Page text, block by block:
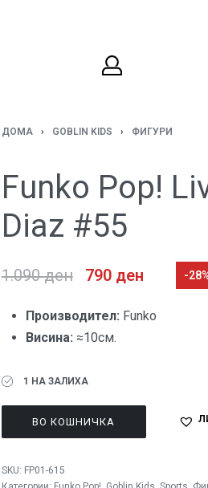
ДОМА › GOBLIN KIDS › ФИГУРИ
Funko Pop!
Diaz #55
1.090ден 790 ден -
Производител: Funko
Висина: ≈10см.
1 НА ЗАЛИХА
ВО КОШНИЧКА
SKU: FP01-615